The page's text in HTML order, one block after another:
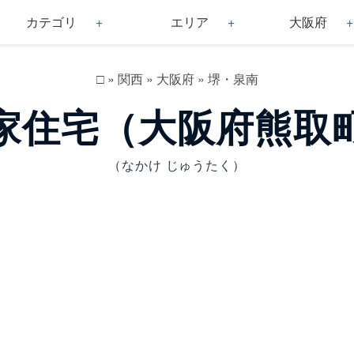
カテゴリ エリア 大阪府
□» 関西» 大阪府» 堺・泉南
住宅（大阪府熊取
（なかけ じゅうたく）